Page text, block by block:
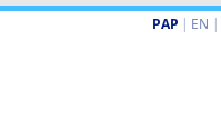
PAP | EN |